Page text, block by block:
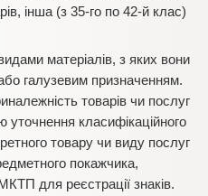
інша (з 35-го по 42-й клас)
матеріалів, з яких вони
галузевим призначенням.
товарів чи послуг
уточнення класифікаційного
товару чи виду послуг
покажчика,
для реєстрації знаків.